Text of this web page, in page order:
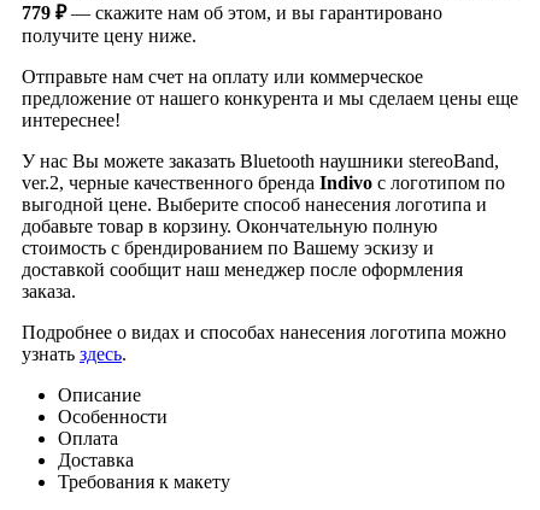
779 ₽— скажите нам об этом, и вы гарантировано
получите цену ниже.
Отправьте нам счет на оплату или коммерческое
предложение от нашего конкурента и мы сделаем цены еще
интереснее!
У нас Вы можете заказать Bluetooth наушники stereoBand,
ver.2, черные качественного бренда Indivo с логотипом по
выгодной цене. Выберите способ нанесения логотипа и
добавьте товар в корзину. Окончательную полную
стоимость с брендированием по Вашему эскизу и
доставкой сообщит наш менеджер после оформления
заказа.
Подробнее о видах и способах нанесения логотипа можно
узнать здесь.
Описание
Особенности
Оплата
Доставка
Требования к макету